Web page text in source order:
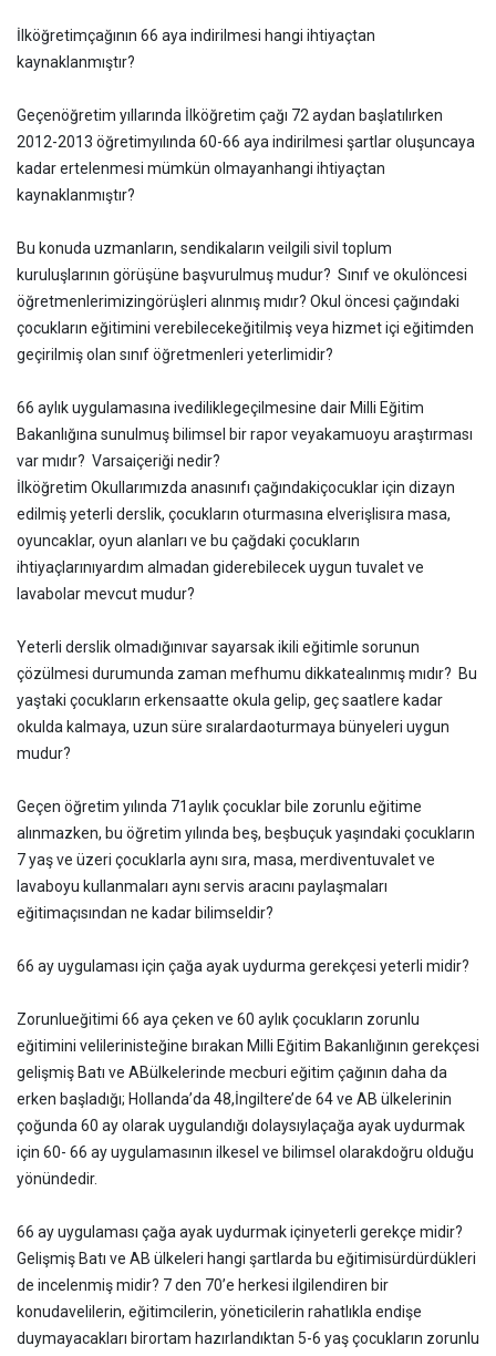
İlköğretimçağının 66 aya indirilmesi hangi ihtiyaçtan
kaynaklanmıştır?
Geçenöğretim yıllarında İlköğretim çağı 72 aydan başlatılırken
2012-2013 öğretimyılında 60-66 aya indirilmesi şartlar oluşuncaya
kadar ertelenmesi mümkün olmayanhangi ihtiyaçtan
kaynaklanmıştır?
Bu konuda uzmanların, sendikaların veilgili sivil toplum
kuruluşlarının görüşüne başvurulmuş mudur? Sınıf ve okulöncesi
öğretmenlerimizingörüşleri alınmış mıdır? Okul öncesi çağındaki
çocukların eğitimini verebilecekeğitilmiş veya hizmet içi eğitimden
geçirilmiş olan sınıf öğretmenleri yeterlimidir?
66 aylık uygulamasına ivediliklegeçilmesine dair Milli Eğitim
Bakanlığına sunulmuş bilimsel bir rapor veyakamuoyu araştırması
var mıdır? Varsaiçeriği nedir?
İlköğretim Okullarımızda anasınıfı çağındakiçocuklar için dizayn
edilmiş yeterli derslik, çocukların oturmasına elverişlisıra masa,
oyuncaklar, oyun alanları ve bu çağdaki çocukların
ihtiyaçlarınıyardım almadan giderebilecek uygun tuvalet ve
lavabolar mevcut mudur?
Yeterli derslik olmadığınıvar sayarsak ikili eğitimle sorunun
çözülmesi durumunda zaman mefhumu dikkatealınmış mıdır? Bu
yaştaki çocukların erkensaatte okula gelip, geç saatlere kadar
okulda kalmaya, uzun süre sıralardaoturmaya bünyeleri uygun
mudur?
Geçen öğretim yılında 71aylık çocuklar bile zorunlu eğitime
alınmazken, bu öğretim yılında beş, beşbuçuk yaşındaki çocukların
7 yaş ve üzeri çocuklarla aynı sıra, masa, merdiventuvalet ve
lavaboyu kullanmaları aynı servis aracını paylaşmaları
eğitimaçısından ne kadar bilimseldir?
66 ay uygulaması için çağa ayak uydurma gerekçesi yeterli midir?
Zorunlueğitimi 66 aya çeken ve 60 aylık çocukların zorunlu
eğitimini velilerinisteğine bırakan Milli Eğitim Bakanlığının gerekçesi
gelişmiş Batı ve ABülkelerinde mecburi eğitim çağının daha da
erken başladığı; Hollanda’da 48,İngiltere’de 64 ve AB ülkelerinin
çoğunda 60 ay olarak uygulandığı dolaysıylaçağa ayak uydurmak
için 60- 66 ay uygulamasının ilkesel ve bilimsel olarakdoğru olduğu
yönündedir.
66 ay uygulaması çağa ayak uydurmak içinyeterli gerekçe midir?
Gelişmiş Batı ve AB ülkeleri hangi şartlarda bu eğitimisürdürdükleri
de incelenmiş midir? 7 den 70’e herkesi ilgilendiren bir
konudavelilerin, eğitimcilerin, yöneticilerin rahatlıkla endişe
duymayacakları birortam hazırlandıktan 5-6 yaş çocukların zorunlu